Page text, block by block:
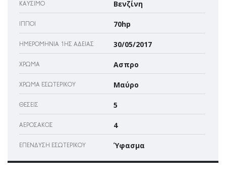
ΚΑΎΣΙΜΟ Βενζίνη
ΊΠΠΟΙ 70hp
ΗΜΕΡΟΜΗΝΊΑ 1ΗΣ ΆΔΕΙΑΣ 30/05/2017
ΧΡΏΜΑ Ασπρο
ΧΡΏΜΑ ΕΣΩΤΕΡΙΚΟΎ Μαύρο
ΘΈΣΕΙΣ 5
ΑΕΡΌΣΑΚΌΣ 4
ΕΠΈΝΔΥΣΗ ΕΣΩΤΕΡΙΚΟΎ Ύφασμα